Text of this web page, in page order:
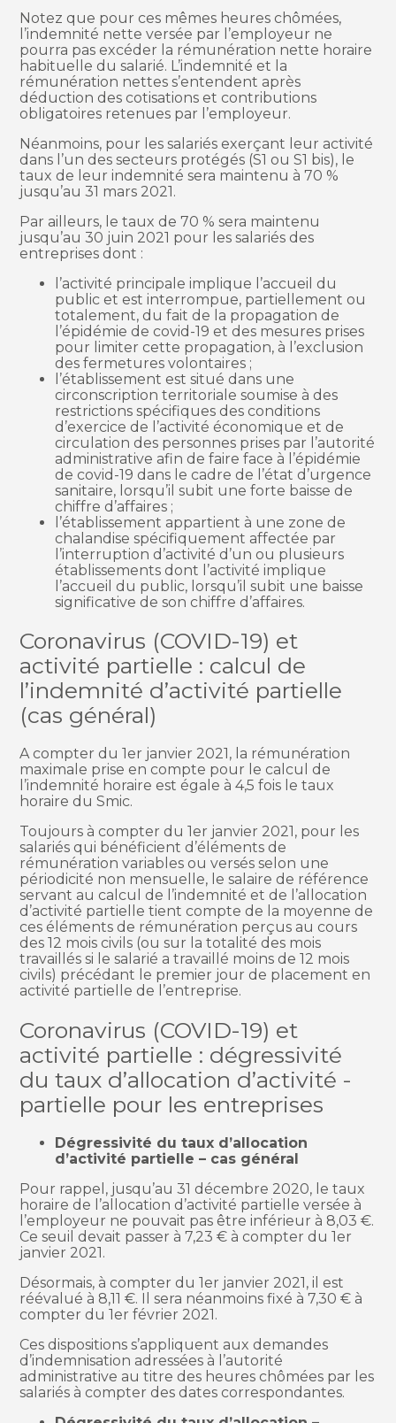
Notez que pour ces mêmes heures chômées,
l’indemnité nette versée par l’employeur ne
pourra pas excéder la rémunération nette horaire
habituelle du salarié. L’indemnité et la
rémunération nettes s’entendent après
déduction des cotisations et contributions
obligatoires retenues par l’employeur.
Néanmoins, pour les salariés exerçant leur activité
dans l’un des secteurs protégés (S1 ou S1 bis), le
taux de leur indemnité sera maintenu à 70 %
jusqu’au 31 mars 2021.
Par ailleurs, le taux de 70 % sera maintenu
jusqu’au 30 juin 2021 pour les salariés des
entreprises dont :
l’activité principale implique l’accueil du
public et est interrompue, partiellement ou
totalement, du fait de la propagation de
l’épidémie de covid-19 et des mesures prises
pour limiter cette propagation, à l’exclusion
des fermetures volontaires ;
l’établissement est situé dans une
circonscription territoriale soumise à des
restrictions spécifiques des conditions
d’exercice de l’activité économique et de
circulation des personnes prises par l’autorité
administrative afin de faire face à l’épidémie
de covid-19 dans le cadre de l’état d’urgence
sanitaire, lorsqu’il subit une forte baisse de
chiffre d’affaires ;
l’établissement appartient à une zone de
chalandise spécifiquement affectée par
l’interruption d’activité d’un ou plusieurs
établissements dont l’activité implique
l’accueil du public, lorsqu’il subit une baisse
significative de son chiffre d’affaires.
Coronavirus (COVID-19) et
activité partielle : calcul de
l’indemnité d’activité partielle
(cas général)
A compter du 1er janvier 2021, la rémunération
maximale prise en compte pour le calcul de
l’indemnité horaire est égale à 4,5 fois le taux
horaire du Smic.
Toujours à compter du 1er janvier 2021, pour les
salariés qui bénéficient d’éléments de
rémunération variables ou versés selon une
périodicité non mensuelle, le salaire de référence
servant au calcul de l’indemnité et de l’allocation
d’activité partielle tient compte de la moyenne de
ces éléments de rémunération perçus au cours
des 12 mois civils (ou sur la totalité des mois
travaillés si le salarié a travaillé moins de 12 mois
civils) précédant le premier jour de placement en
activité partielle de l’entreprise.
Coronavirus (COVID-19) et
activité partielle : dégressivité
du taux d’allocation d’activité -
partielle pour les entreprises
Dégressivité du taux d’allocation
d’activité partielle – cas général
Pour rappel, jusqu’au 31 décembre 2020, le taux
horaire de l’allocation d’activité partielle versée à
l’employeur ne pouvait pas être inférieur à 8,03 €.
Ce seuil devait passer à 7,23 € à compter du 1er
janvier 2021.
Désormais, à compter du 1er janvier 2021, il est
réévalué à 8,11 €. Il sera néanmoins fixé à 7,30 € à
compter du 1er février 2021.
Ces dispositions s’appliquent aux demandes
d’indemnisation adressées à l’autorité
administrative au titre des heures chômées par les
salariés à compter des dates correspondantes.